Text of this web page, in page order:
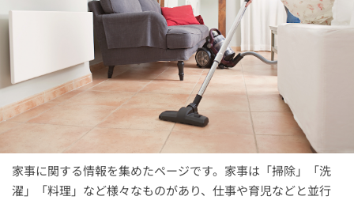
家事に関する情報を集めたページです。家事は「掃除」「洗
濯」「料理」など様々なものがあり、仕事や育児などと並行